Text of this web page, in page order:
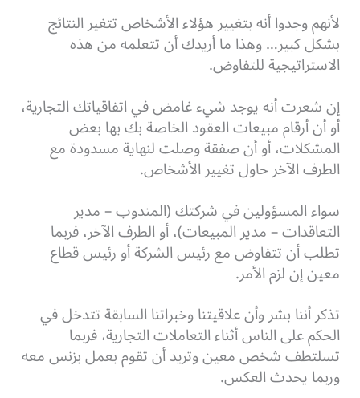
لأنهم وجدوا أنه بتغيير هؤلاء الأشخاص تتغير النتائج
بشكل كبير… وهذا ما أريدك أن تتعلمه من هذه
الاستراتيجية للتفاوض.
إن شعرت أنه يوجد شيء غامض في اتفاقياتك التجارية،
أو أن أرقام مبيعات العقود الخاصة بك بها بعض
المشكلات، أو أن صفقة وصلت لنهاية مسدودة مع
الطرف الآخر حاول تغيير الأشخاص.
سواء المسؤولين في شركتك (المندوب – مدير
التعاقدات – مدير المبيعات)، أو الطرف الآخر، فربما
تطلب أن تتفاوض مع رئيس الشركة أو رئيس قطاع
معين إن لزم الأمر.
تذكر أننا بشر وأن علاقيتنا وخبراتنا السابقة تتدخل في
الحكم على الناس أثناء التعاملات التجارية، فربما
تسلتطف شخص معين وتريد أن تقوم بعمل بزنس معه
وربما يحدث العكس.